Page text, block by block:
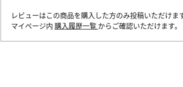
レビューはこの商品を購入した方のみ投稿いただけま
マイページ内 購入履歴一覧 からご確認いただけます。